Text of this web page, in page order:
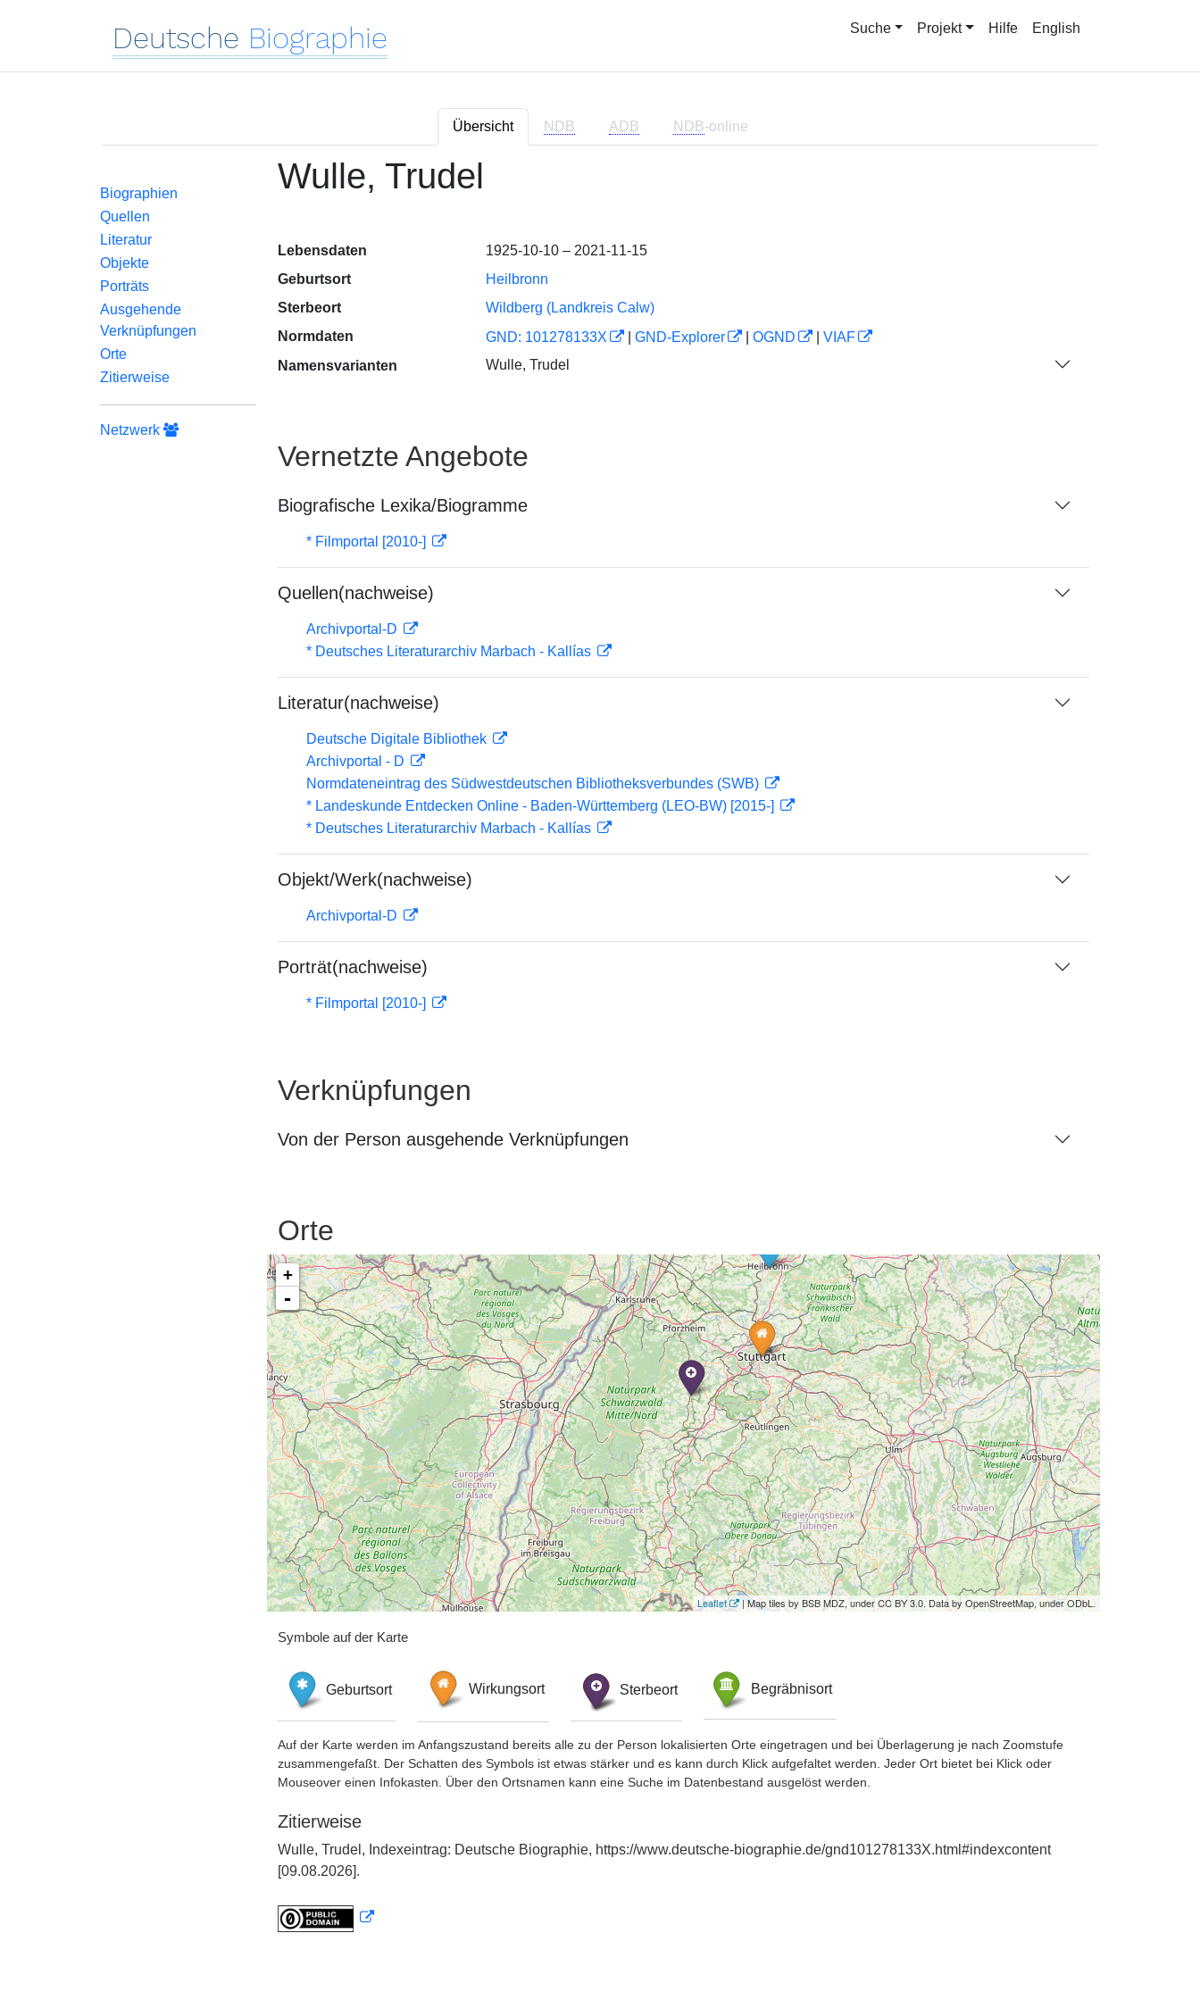
Deutsche Biographie Suche Projekt Hilfe English
Übersicht NDB ADB NDB-online
Biographien
Quellen
Literatur
Objekte
Porträts
Ausgehende
Verknüpfungen
Orte
Zitierweise
Netzwerk
Wulle, Trudel
Lebensdaten
1925-10-10 – 2021-11-15
Geburtsort
Heilbronn
Sterbeort
Wildberg (Landkreis Calw)
Normdaten
GND: 101278133X GND-Explorer OGND
VIAF
Namensvarianten
Wulle, Trudel
Vernetzte Angebote
Biografische Lexika/Biogramme
* Filmportal [2010-]
Quellen(nachweise)
Archivportal-D
* Deutsches Literaturarchiv Marbach - Kallías
Literatur(nachweise)
Deutsche Digitale Bibliothek
Archivportal - D
Normdateneintrag des Südwestdeutschen Bibliotheksverbundes (SWB)
* Landeskunde Entdecken Online - Baden-Württemberg (LEO-BW) [2015-]
* Deutsches Literaturarchiv Marbach - Kallías
Objekt/Werk(nachweise)
Archivportal-D
Porträt(nachweise)
* Filmportal [2010-]
Verknüpfungen
Von der Person ausgehende Verknüpfungen
Orte
+
-
Leaflet | Map tiles by BSB MDZ, under CC BY 3.0. Data by OpenStreetMap, under ODbL.
Symbole auf der Karte
Geburtsort Wirkungsort Sterbeort Begräbnisort
Auf der Karte werden im Anfangszustand bereits alle zu der Person lokalisierten Orte eingetragen und bei Überlagerung je nach Zoomstufe
zusammengefaßt. Der Schatten des Symbols ist etwas stärker und es kann durch Klick aufgefaltet werden. Jeder Ort bietet bei Klick oder
Mouseover einen Infokasten. Über den Ortsnamen kann eine Suche im Datenbestand ausgelöst werden.
Zitierweise
Wulle, Trudel, Indexeintrag: Deutsche Biographie, https://www.deutsche-biographie.de/gnd101278133X.html#indexcontent
[09.08.2026].